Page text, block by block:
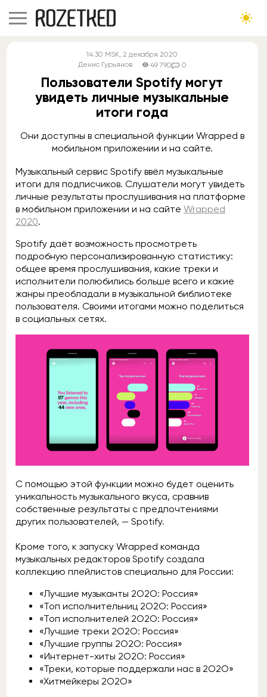
14:30 MSK, 2 декабря 2020
Денис Гурьянов
49 790 0
Пользователи Spotify могут
увидеть личные музыкальные
итоги года
Они доступны в специальной функции Wrapped в
мобильном приложении и на сайте.
Музыкальный сервис Spotify ввёл музыкальные
итоги для подписчиков. Слушатели могут увидеть
личные результаты прослушивания на платформе
в мобильном приложении и на сайте Wrapped
2020.
Spotify даёт возможность просмотреть
подробную персонализированную статистику:
общее время прослушивания, какие треки и
исполнители полюбились больше всего и какие
жанры преобладали в музыкальной библиотеке
пользователя. Своими итогами можно поделиться
в социальных сетях.
С помощью этой функции можно будет оценить
уникальность музыкального вкуса, сравнив
собственные результаты с предпочтениями
других пользователей, — Spotify.
Кроме того, к запуску Wrapped команда
музыкальных редакторов Spotify создала
коллекцию плейлистов специально для России:
«Лучшие музыканты 2О2О: Россия»
«Топ исполнительниц 2О2О: Россия»
«Топ исполнителей 2О2О: Россия»
«Лучшие треки 2О2О: Россия»
«Лучшие группы 2О2О: Россия»
«Интернет-хиты 2О2О: Россия»
«Треки, которые поддержали нас в 2О2О»
«Хитмейкеры 2О2О»